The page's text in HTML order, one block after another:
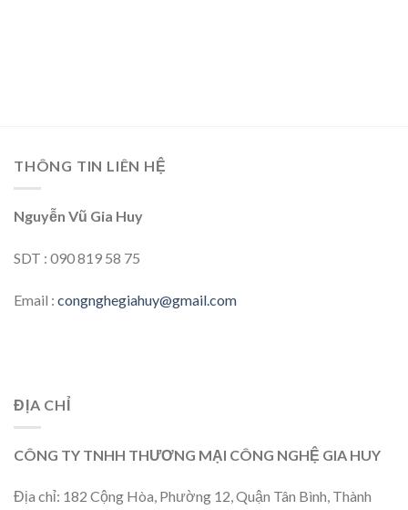
THÔNG TIN LIÊN HỆ
Nguyễn Vũ Gia Huy
SDT : 090 819 58 75
Email : congnghegiahuy@gmail.com
ĐỊA CHỈ
CÔNG TY TNHH THƯƠNG MẠI CÔNG NGHỆ GIA HUY
Địa chỉ: 182 Cộng Hòa, Phường 12, Quận Tân Bình, Thành